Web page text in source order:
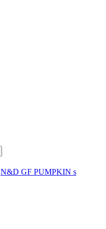
N&D GF PUMPKIN s